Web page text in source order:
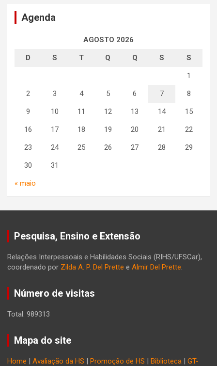
Agenda
AGOSTO 2026
D S T Q Q S S
1
2 3 4 5 6 7 8
9 10 11 12 13 14 15
16 17 18 19 20 21 22
23 24 25 26 27 28 29
30 31
« maio
Pesquisa, Ensino e Extensão
Relações Interpessoais e Habilidades Sociais (RIHS/UFSCar),
coordenado por Zilda A. P. Del Prette e Almir Del Prette.
Número de visitas
Total: 989313
Mapa do site
Home | Avaliação da HS | Promoção de HS | Biblioteca | GT-